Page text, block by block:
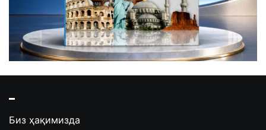
Биз ҳақимизда